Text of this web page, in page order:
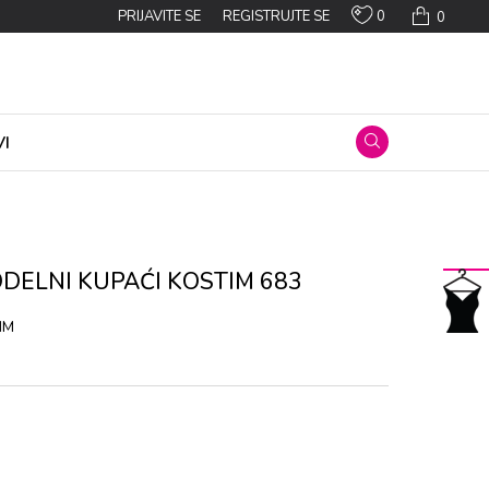
0
0
PRIJAVITE SE REGISTRUJTE SE
KUPAĆI KОSTIM 683